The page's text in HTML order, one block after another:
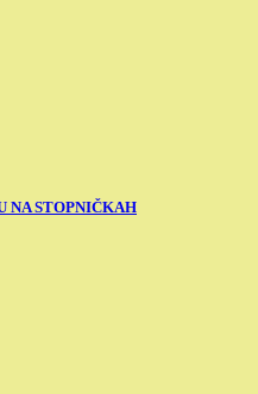
NA STOPNIČKAH